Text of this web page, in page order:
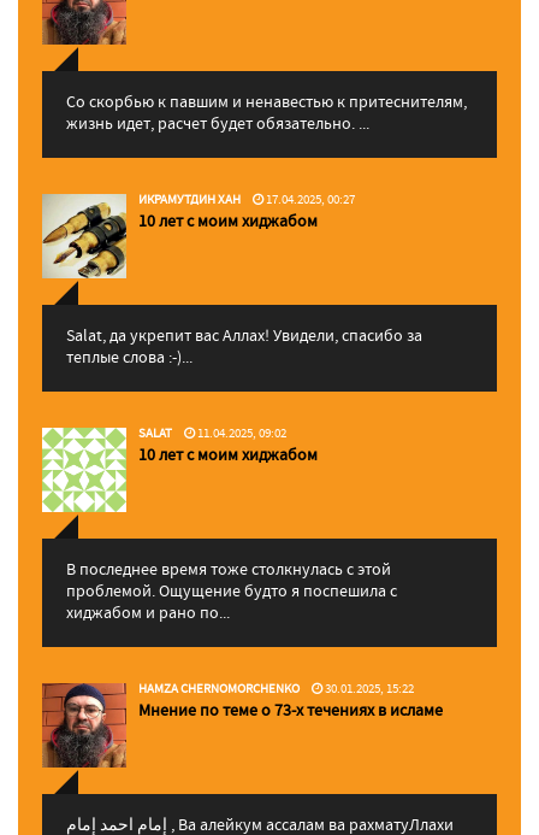
Со скорбью к павшим и ненавестью к притеснителям,
жизнь идет, расчет будет обязательно. ...
ИКРАМУТДИН ХАН 17.04.2025, 00:27
10 лет с моим хиджабом
Salat, да укрепит вас Аллаx! Увидели, спасибо за
теплые слова :-)...
SALAT 11.04.2025, 09:02
10 лет с моим хиджабом
В последнее время тоже столкнулась с этой
проблемой. Ощущение будто я поспешила с
хиджабом и рано по...
HAMZA CHERNOMORCHENKO 30.01.2025, 15:22
Мнение по теме о 73-х течениях в исламе
إمام احمد إمام , Ва алейкум ассалам ва рахматуЛлахи